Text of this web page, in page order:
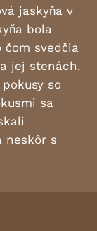
jaskyňa v
bola
čom svedčia
jej stenách.
so
sa
neskôr s